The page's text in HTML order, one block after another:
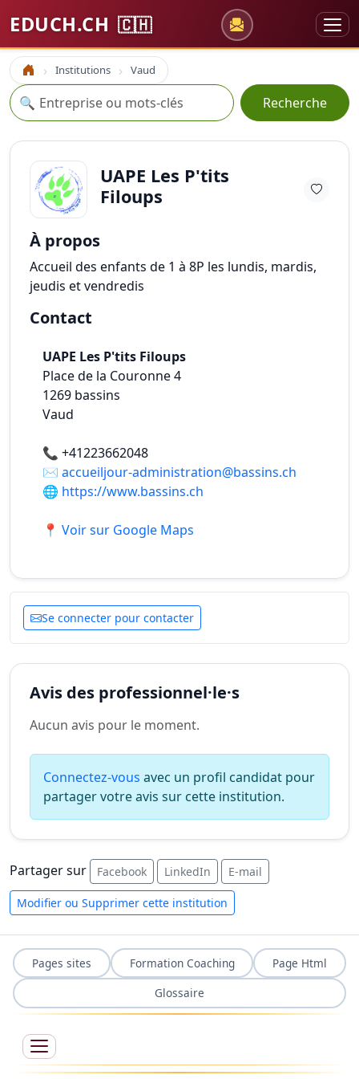
EDUCH.CH 🇨🇭
Accueil Institutions Vaud
Recherche
🔍 Recherche
UAPE Les P'tits
Filoups
À propos
Accueil des enfants de 1 à 8P les lundis, mardis,
jeudis et vendredis
Contact
UAPE Les P'tits Filoups
Place de la Couronne 4
1269 bassins
Vaud
📞 +41223662048
✉️ accueiljour-administration@bassins.ch
🌐 https://www.bassins.ch
📍 Voir sur Google Maps
Se connecter pour contacter
Avis des professionnel·le·s
Aucun avis pour le moment.
Connectez-vous avec un profil candidat pour
partager votre avis sur cette institution.
Partager sur Facebook LinkedIn E-mail
Modifier ou Supprimer cette institution
Pages sites Formation Coaching
Page Html
Glossaire